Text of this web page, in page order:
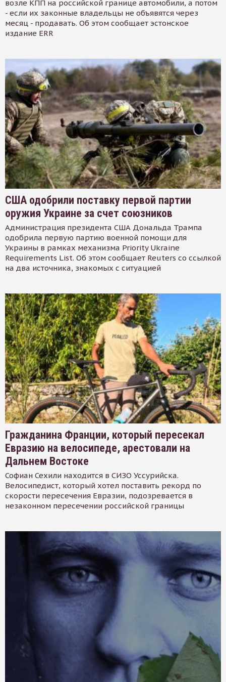
возле КПП на российской границе автомобили, а потом
- если их законные владельцы не объявятся через
месяц - продавать. Об этом сообщает эстонское
издание ERR
США одобрили поставку первой партии
оружия Украине за счет союзников
Администрация президента США Дональда Трампа
одобрила первую партию военной помощи для
Украины в рамках механизма Priority Ukraine
Requirements List. Об этом сообщает Reuters со ссылкой
на два источника, знакомых с ситуацией
Гражданина Франции, который пересекал
Евразию на велосипеде, арестовали на
Дальнем Востоке
Софиан Сехили находится в СИЗО Уссурийска.
Велосипедист, который хотел поставить рекорд по
скорости пересечения Евразии, подозревается в
незаконном пересечении российской границы